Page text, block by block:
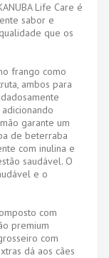
Life Care é
sabor e
que os
frango como
ambos para
garante um
de beterraba
com inulina e
saudável. O
e o
com
premium
com
dá aos cães